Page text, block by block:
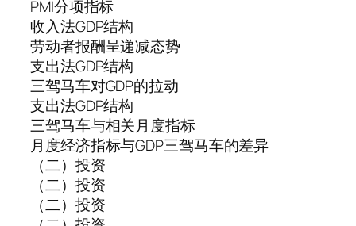
PMI分项指标
收入法GDP结构
劳动者报酬呈递减态势
支出法GDP结构
三驾马车对GDP的拉动
支出法GDP结构
三驾马车与相关月度指标
月度经济指标与GDP三驾马车的差异
（二）投资
（二）投资
（二）投资